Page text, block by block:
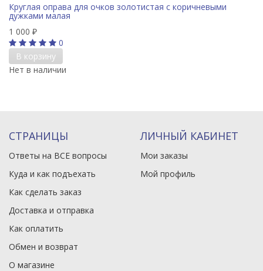
Круглая оправа для очков золотистая с коричневыми
дужками малая
1 000 ₽
0
В корзину
Нет в наличии
СТРАНИЦЫ
Ответы на ВСЕ вопросы
Куда и как подъехать
Как сделать заказ
Доставка и отправка
Как оплатить
Обмен и возврат
О магазине
ЛИЧНЫЙ КАБИНЕТ
Мои заказы
Мой профиль